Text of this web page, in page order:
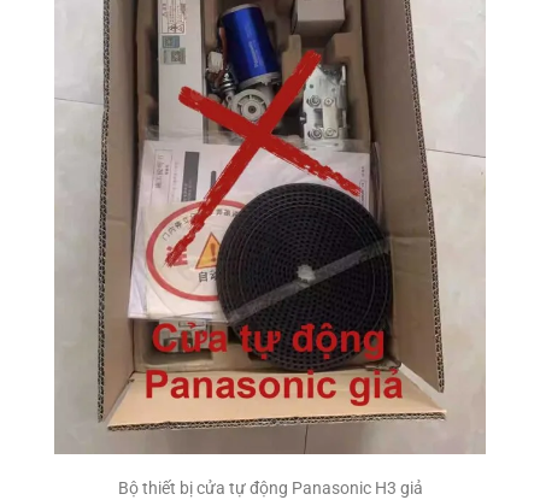
Bộ thiết bị cửa tự động Panasonic H3 giả